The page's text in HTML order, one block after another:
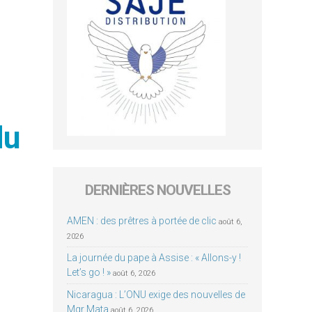
DERNIÈRES NOUVELLES
AMEN : des prêtres à portée de clic août 6,
2026
La journée du pape à Assise : « Allons-y !
Let’s go ! » août 6, 2026
Nicaragua : L’ONU exige des nouvelles de
Mgr Mata